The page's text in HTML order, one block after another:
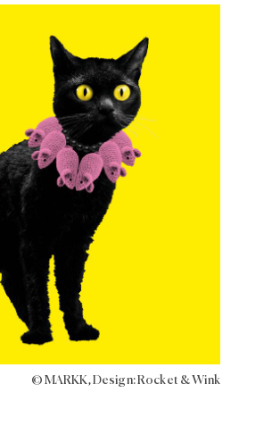
© MARKK, Design: Rocket & Wink